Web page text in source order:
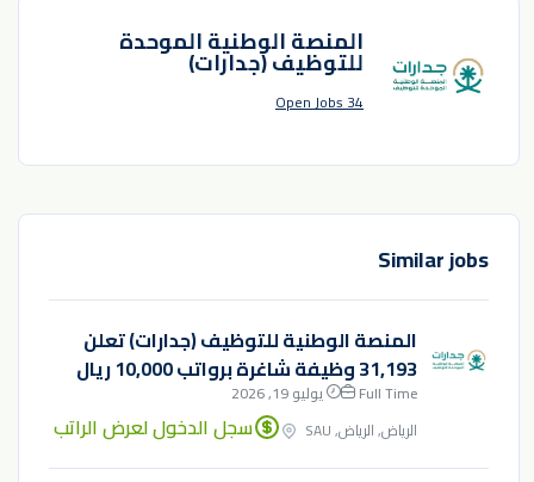
المنصة الوطنية الموحدة
للتوظيف (جدارات)
34 Open Jobs
Similar jobs
المنصة الوطنية للتوظيف (جدارات) تعلن
31,193 وظيفة شاغرة برواتب 10,000 ريال
Full Time
يوليو 19, 2026
الرياض, الرياض, SAU
سجل الدخول لعرض الراتب